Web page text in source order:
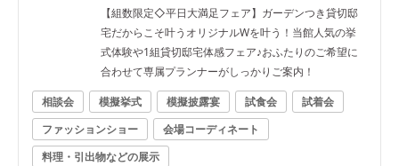
【組数限定◇平日大満足フェア】ガーデンつき貸切邸
宅だからこそ叶うオリジナルWを叶う！当館人気の挙
式体験や1組貸切邸宅体感フェア♪おふたりのご希望に
合わせて専属プランナーがしっかりご案内！
相談会
模擬挙式 模擬披露宴 試食会
試着会
ファッションショー
会場コーディネート
料理・引出物などの展示